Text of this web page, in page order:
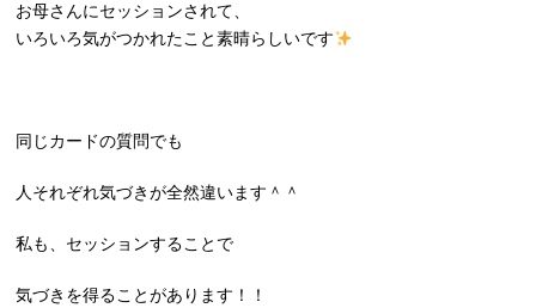
お母さんにセッションされて、
いろいろ気がつかれたこと素晴らしいです
同じカードの質問でも
人それぞれ気づきが全然違います＾＾
私も、セッションすることで
気づきを得ることがあります！！